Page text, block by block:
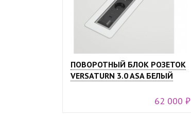
ПОВОРОТНЫЙ БЛОК РОЗЕТОК
VERSATURN 3.0 ASA БЕЛЫЙ
62 000 ₽